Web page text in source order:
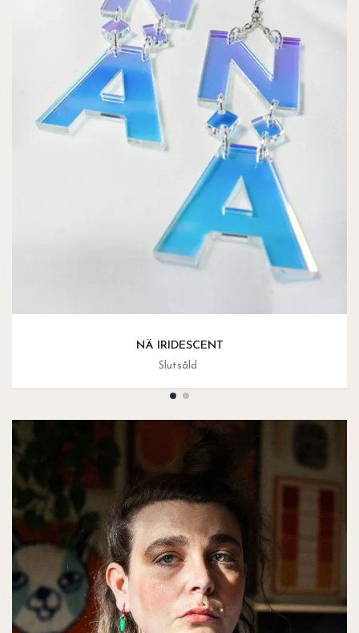
NÄ IRIDESCENT
Slutsåld